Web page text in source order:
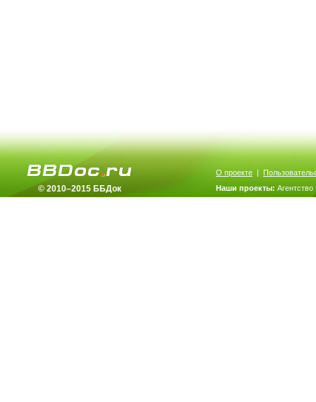
© 2010–2015 ББДок
О проекте |
Наши проекты: